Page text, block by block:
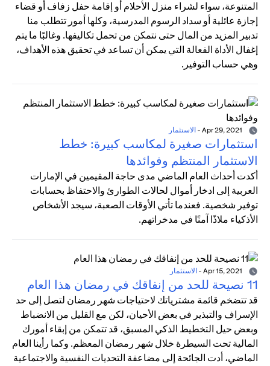
المتنوعة، سواء لشراء منزل الأحلام أو إقامة حفل زفاف أو قضاء
إجازة عائلية أو سداد الرسوم المدرسية، وكلها أمور تتطلب منا
تدبير المزيد من المال حتى نتمكن من تحمل تكاليفها. وغالبًا ما يتم
إغفال الأداة الفعالة التي يمكن أن تساعد في تحقيق هذه الأهداف،
وهي حساب التوفير.
- الاستثمار
استثمارات صغيرة لمكاسب كبيرة: خطط
الاستثمار المنتظم وفوائدها
أكدت أحداث العام الماضي مدى حاجة المقيمين في الإمارات
العربية إلى ادخار أموال لحالات الطوارئ والاحتفاظ بحسابات
توفير شخصية. فعندما تأتي الأوقات الصعبة، سيجد الأشخاص
الأذكياء ملاذًا آمنًا في مدخراتهم.
- الاستثمار
11 نصيحة للحد من إنفاقك في رمضان هذا العام
قد تتضخم قائمة مشترياتك لاحتياجات شهر رمضان لتصل إلى حد
الإسراف والتبذير في بعض الأحيان، لكن مع القليل من الانضباط
وبعض حيل التخطيط الذكي المسبق، قد تتمكن من إبقاء أمورك
المالية تحت السيطرة خلال شهر رمضان المعظم. وكما رأينا العام
الماضي، أدت الجائحة إلى مضاعفة التحديات النفسية والاجتماعية